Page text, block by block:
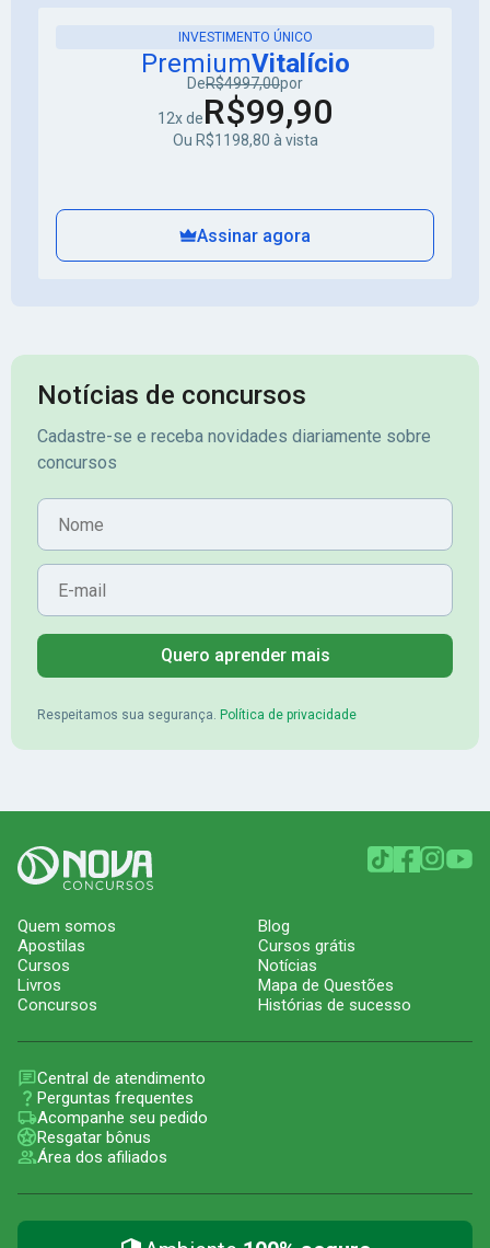
INVESTIMENTO ÚNICO
PremiumVitalício
DeR$4997,00por
12x deR$99,90
Ou R$1198,80 à vista
Assinar agora
Notícias de concursos
Cadastre-se e receba novidades diariamente sobre
concursos
Nome
E-mail
Quero aprender mais
Respeitamos sua segurança. Política de privacidade
Quem somos
Apostilas
Cursos
Livros
Concursos
Blog
Cursos grátis
Notícias
Mapa de Questões
Histórias de sucesso
Central de atendimento
Perguntas frequentes
Acompanhe seu pedido
Resgatar bônus
Área dos afiliados